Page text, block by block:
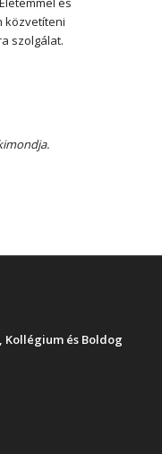
közvetíteni
szolgálat.
Kollégium és Boldog